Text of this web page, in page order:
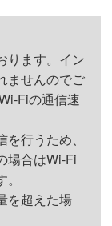
きたいことが
かつ分かりや
ん。
び、ご自分
のは五行
み・貧
食材。
ます。
ります。イン
ませんのでご
Fiの通信速
行うため、
場合はWi-Fi
を超えた場